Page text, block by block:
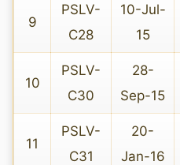
9
PSLV-
C28
10-Jul-
15
10
PSLV-
C30
28-
Sep-15
11
PSLV-
C31
20-
Jan-16